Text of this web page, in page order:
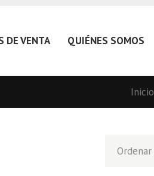
DE VENTA QUIÉNES SOMOS
Inicio